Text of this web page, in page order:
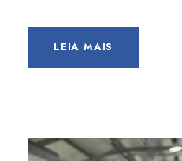
LEIA MAIS